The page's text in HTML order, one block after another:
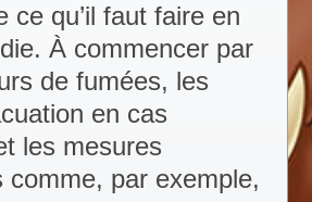
ce qu’il faut faire en
À commencer par
de fumées, les
en cas
les mesures
comme, par exemple,